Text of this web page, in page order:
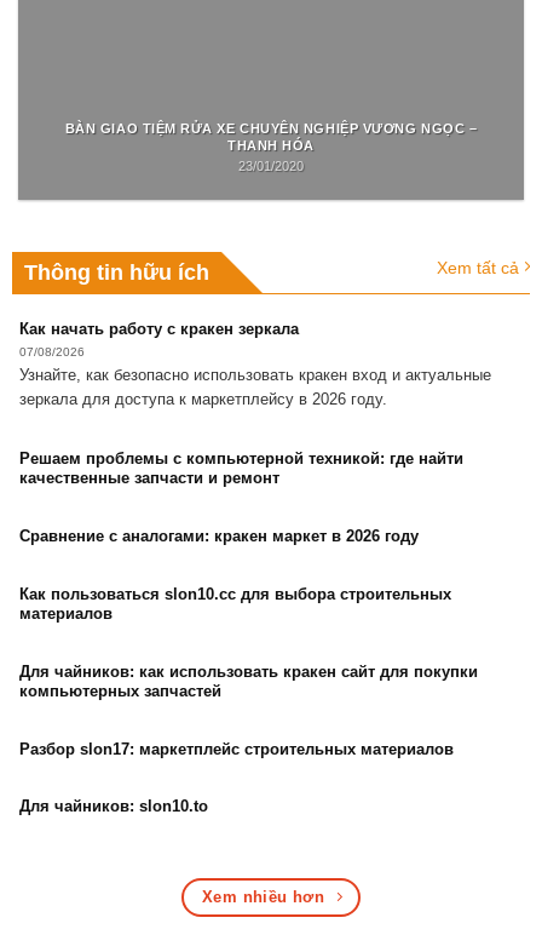
BÀN GIAO TIỆM RỬA XE CHUYÊN NGHIỆP VƯƠNG NGỌC –
THANH HÓA
23/01/2020
Thông tin hữu ích Xem tất cả
Как начать работу с кракен зеркала
07/08/2026
Узнайте, как безопасно использовать кракен вход и актуальные
зеркала для доступа к маркетплейсу в 2026 году.
Решаем проблемы с компьютерной техникой: где найти
качественные запчасти и ремонт
Сравнение с аналогами: кракен маркет в 2026 году
Как пользоваться slon10.cc для выбора строительных
материалов
Для чайников: как использовать кракен сайт для покупки
компьютерных запчастей
Разбор slon17: маркетплейс строительных материалов
Для чайников: slon10.to
Xem nhiều hơn